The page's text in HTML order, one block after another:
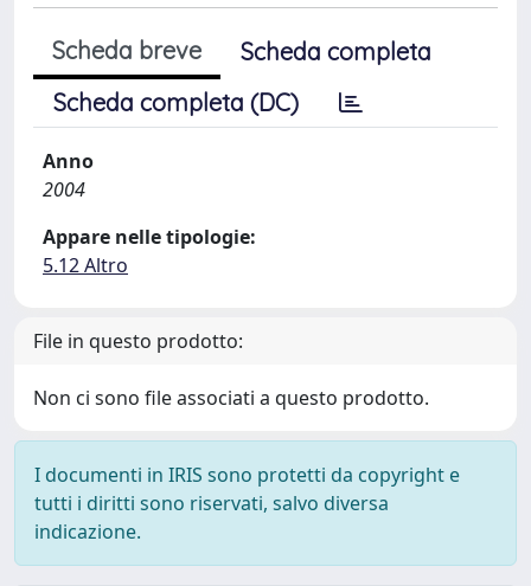
Scheda breve
Scheda completa
Scheda completa (DC)
Anno
2004
Appare nelle tipologie:
5.12 Altro
File in questo prodotto:
Non ci sono file associati a questo prodotto.
I documenti in IRIS sono protetti da copyright e
tutti i diritti sono riservati, salvo diversa
indicazione.